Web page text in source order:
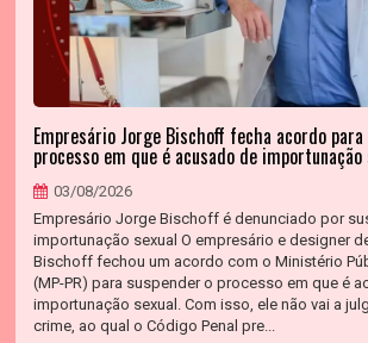
Empresário Jorge Bischoff fecha acordo para
processo em que é acusado de importunação
03/08/2026
Empresário Jorge Bischoff é denunciado por
importunação sexual O empresário e designer
Bischoff fechou um acordo com o Ministério
(MP-PR) para suspender o processo em que é
importunação sexual. Com isso, ele não vai a
crime, ao qual o Código Penal pre...